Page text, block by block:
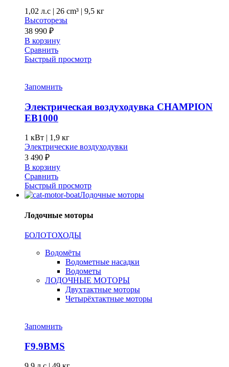
1,02 л.с | 26 cm³ | 9,5 кг
Высоторезы
38 990 ₽
В корзину
Сравнить
Быстрый просмотр
Запомнить
Электрическая воздуходувка CHAMPION
EB1000
1 кВт | 1,9 кг
Электрические воздуходувки
3 490 ₽
В корзину
Сравнить
Быстрый просмотр
Лодочные моторы
Лодочные моторы
БОЛОТОХОДЫ
Водомёты
Водометные насадки
Водометы
ЛОДОЧНЫЕ МОТОРЫ
Двухтактные моторы
Четырёхтактные моторы
Запомнить
F9.9BMS